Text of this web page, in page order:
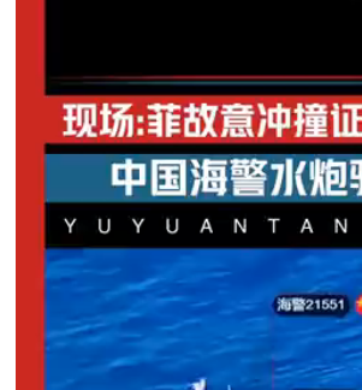
闻
时
政
要
热
点
追
踪
点
追
国